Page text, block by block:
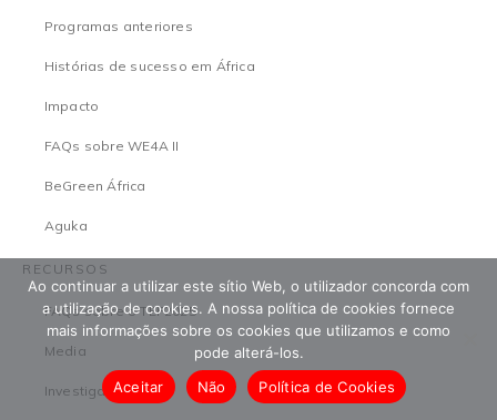
Programas anteriores
Histórias de sucesso em África
Impacto
FAQs sobre WE4A II
BeGreen África
Aguka
RECURSOS
FAQs sobre o TEF2025
Media
Investigação
Ao continuar a utilizar este sítio Web, o utilizador concorda com
a utilização de cookies. A nossa política de cookies fornece
mais informações sobre os cookies que utilizamos e como
pode alterá-los.
Aceitar
Não Política de Cookies